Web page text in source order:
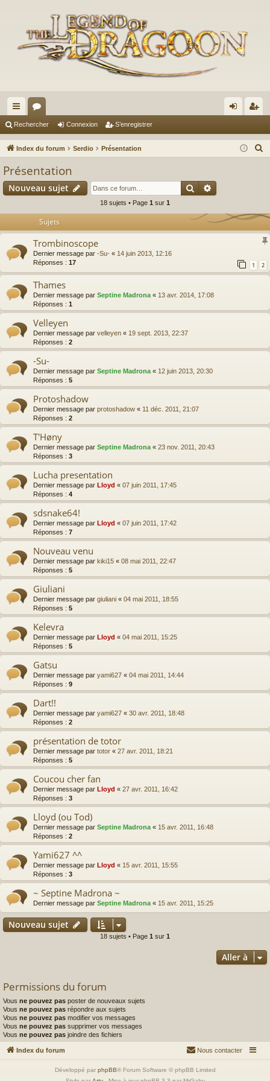
cc
ès
de
or
u ne nr
r
Rechercher Connexion S’enregistrer
Index du forum Serdio Présentation
r
h
r
Présentation
Nouveau sujet Rechercher
18 sujets • Page 1 sur 1
Sujets
Trombinoscope
Dernier message par -Su- « 14 juin 2013, 12:16
Réponses : 17 1 2
Thames
Dernier message par Septine Madrona « 13 avr. 2014, 17:08
Réponses : 1
Velleyen
Dernier message par velleyen « 19 sept. 2013, 22:37
Réponses : 2
-Su-
Dernier message par Septine Madrona « 12 juin 2013, 20:30
Réponses : 5
Protoshadow
Dernier message par protoshadow « 11 déc. 2011, 21:07
Réponses : 2
T'Høny
Dernier message par Septine Madrona « 23 nov. 2011, 20:43
Réponses : 3
Lucha presentation
Dernier message par Lloyd « 07 juin 2011, 17:45
Réponses : 4
sdsnake64!
Dernier message par Lloyd « 07 juin 2011, 17:42
Réponses : 7
Nouveau venu
Dernier message par kiki15 « 08 mai 2011, 22:47
Réponses : 5
Giuliani
Dernier message par giuliani « 04 mai 2011, 18:55
Réponses : 5
Kelevra
Dernier message par Lloyd « 04 mai 2011, 15:25
Réponses : 5
Gatsu
Dernier message par yami627 « 04 mai 2011, 14:44
Réponses : 9
Dart!!
Dernier message par yami627 « 30 avr. 2011, 18:48
Réponses : 2
présentation de totor
Dernier message par totor « 27 avr. 2011, 18:21
Réponses : 5
Coucou cher fan
Dernier message par Lloyd « 27 avr. 2011, 16:42
Réponses : 3
Lloyd (ou Tod)
Dernier message par Septine Madrona « 15 avr. 2011, 16:48
Réponses : 2
Yami627 ^^
Dernier message par Lloyd « 15 avr. 2011, 15:55
Réponses : 3
~ Septine Madrona ~
Dernier message par Septine Madrona « 15 avr. 2011, 15:25
Nouveau sujet
18 sujets • Page 1 sur 1
Aller à
Permissions du forum
Vous ne pouvez pas poster de nouveaux sujets
Vous ne pouvez pas répondre aux sujets
Vous ne pouvez pas modifier vos messages
Vous ne pouvez pas supprimer vos messages
Vous ne pouvez pas joindre des fichiers
Index du forum Nous contacter
Développé par phpBB® Forum Software © phpBB Limited